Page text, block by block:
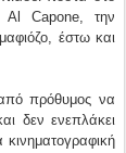
Al Capone, την
έστω και
πρόθυμος να
δεν ενεπλάκει
κινηματογραφική